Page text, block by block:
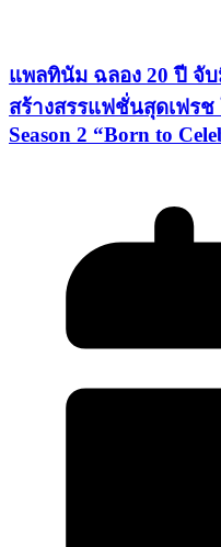
แพลทินัม ฉลอง 20 ปี จั
สร้างสรรแฟชั่นสุดเฟรช
Season 2 “Born to